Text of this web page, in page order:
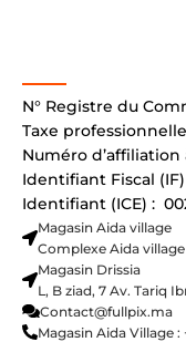
N° Registre du
Taxe professionnelle
Numéro d’affiliation
Identifiant Fiscal (IF)
Identifiant (ICE) :
Magasin Aida village
Complexe Aida
Magasin Drissia
L, B ziad, 7 Av. Tariq
Contact@fullpix.ma
Magasin Aida Village :